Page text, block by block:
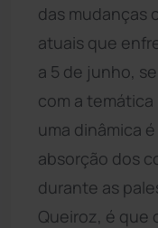
das mudanças
atuais que
a 5 de junho,
com a temática
uma dinâmica
absorção dos
durante as
Queiroz, é que